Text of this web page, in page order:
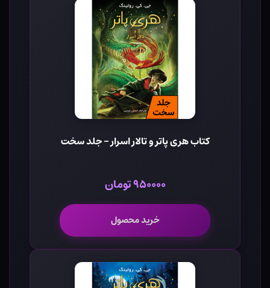
کتاب هری پاتر و تالار اسرار - جلد سخت
۹۵۰۰۰۰ تومان
خرید محصول